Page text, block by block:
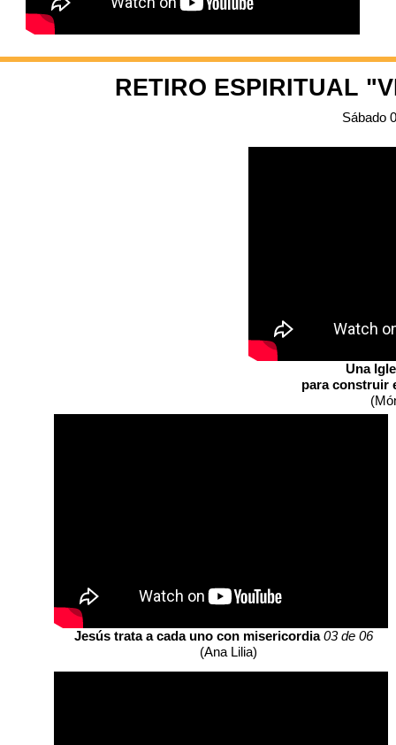
RETIRO ESPIRITUAL
Sábado
Jesús trata a cada uno con misericordia03 de 06
(Ana Lilia)
Una
para construir